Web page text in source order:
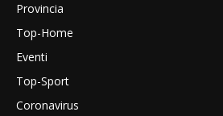
Provincia
Top-Home
Eventi
Top-Sport
Coronavirus